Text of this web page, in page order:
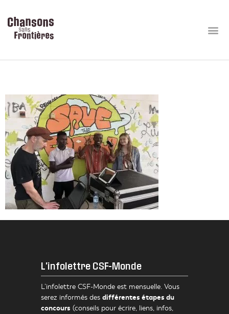
L'infolettre CSF-Monde
L’infolettre CSF-Monde est mensuelle. Vous
serez informés des différentes étapes du
concours (conseils pour écrire, liens, infos,